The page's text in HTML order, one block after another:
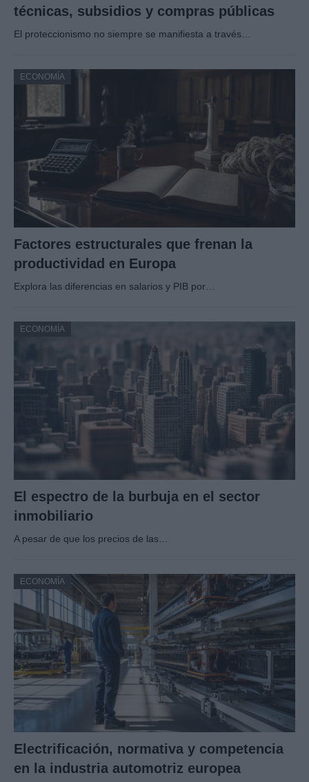
técnicas, subsidios y compras públicas
El proteccionismo no siempre se manifiesta a través…
ECONOMÍA
Factores estructurales que frenan la
productividad en Europa
Explora las diferencias en salarios y PIB por…
ECONOMÍA
El espectro de la burbuja en el sector
inmobiliario
A pesar de que los precios de las…
ECONOMÍA
Electrificación, normativa y competencia
en la industria automotriz europea